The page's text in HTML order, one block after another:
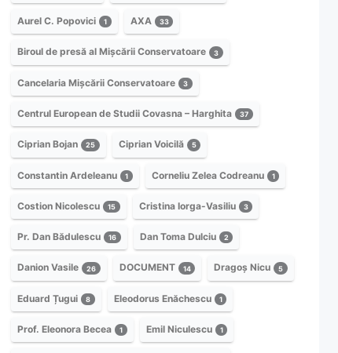
Aurel C. Popovici 1 AXA 33
Biroul de presă al Mișcării Conservatoare 3
Cancelaria Mișcării Conservatoare 3
Centrul European de Studii Covasna – Harghita 37
Ciprian Bojan 25 Ciprian Voicilă 5
Constantin Ardeleanu 1 Corneliu Zelea Codreanu 1
Costion Nicolescu 15 Cristina Iorga-Vasiliu 3
Pr. Dan Bădulescu 16 Dan Toma Dulciu 2
Danion Vasile 26 DOCUMENT 14 Dragoș Nicu 5
Eduard Țugui 8 Eleodorus Enăchescu 1
Prof. Eleonora Becea 1 Emil Niculescu 1